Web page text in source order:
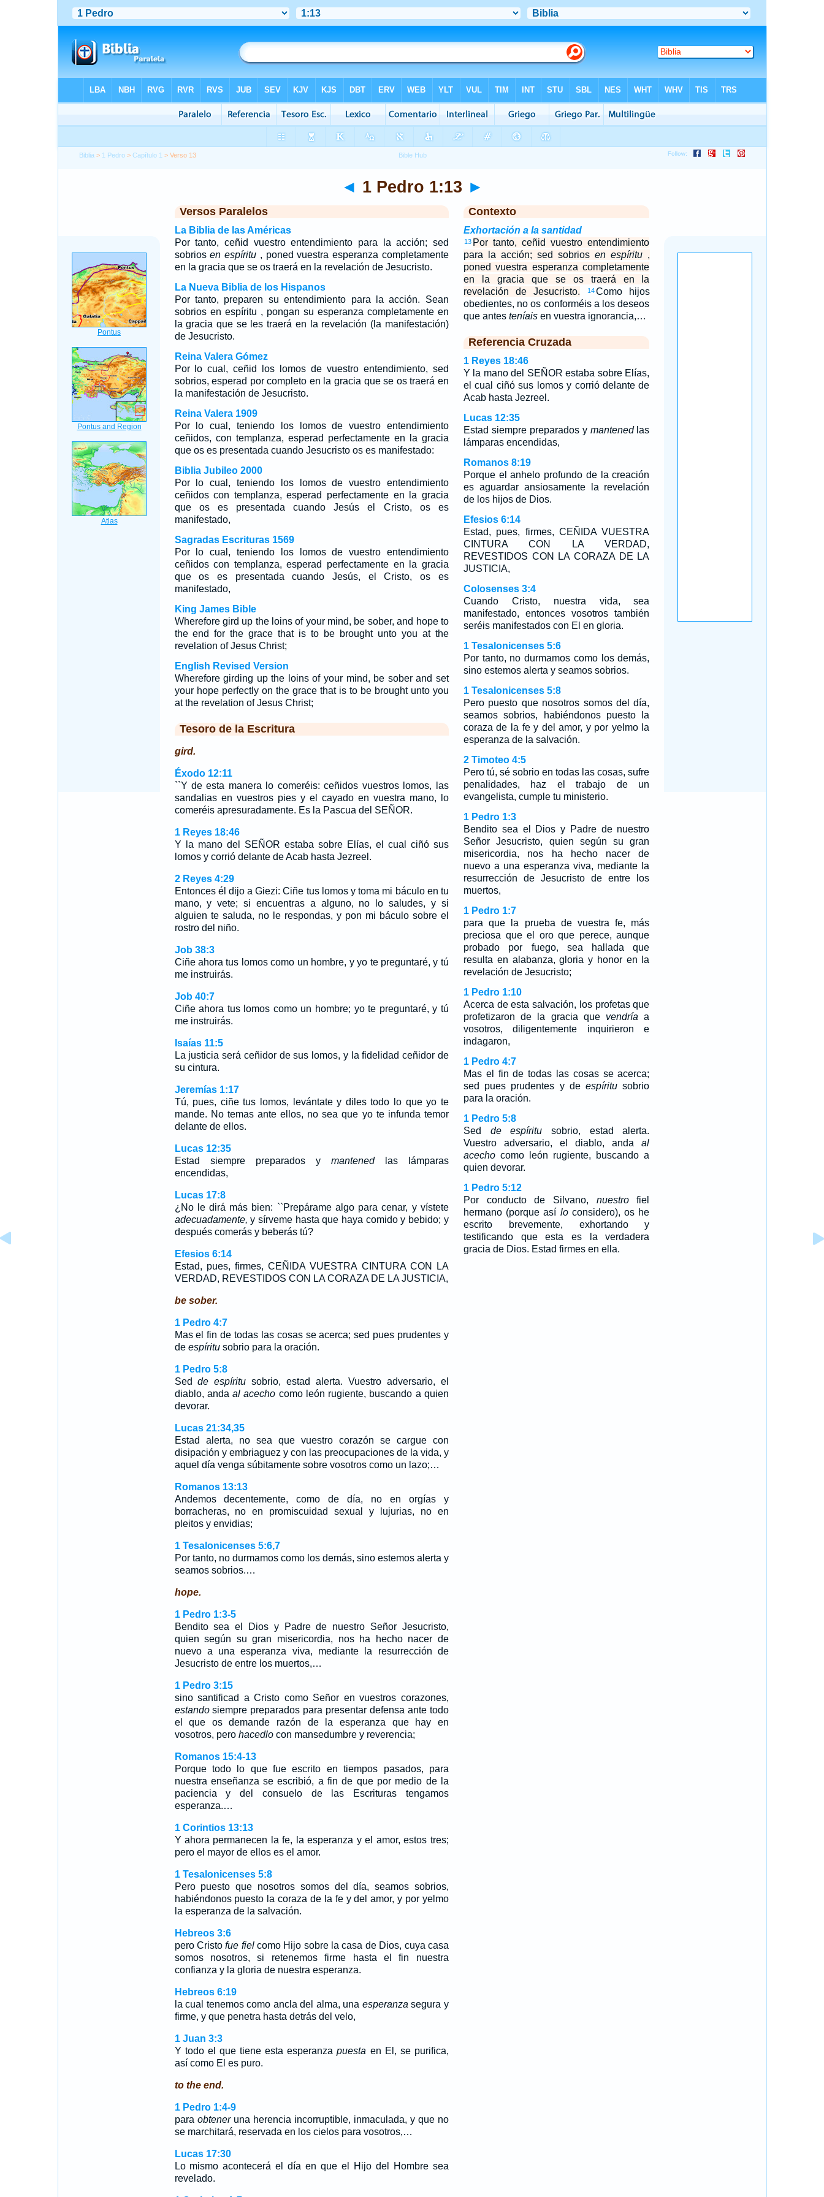
Biblia > 1 Pedro >Capítulo 1 > Verso 13
◄ 1 Pedro 1:13 ►
Versos Paralelos
La Biblia de las Américas
Por tanto, ceñid vuestro entendimiento para la acción; sed
sobriosen espíritu , poned vuestra esperanza completamente
en la gracia que se os traerá en la revelación de Jesucristo.
La Nueva Biblia de los Hispanos
Por tanto, preparen su entendimiento para la acción. Sean
sobrios en espíritu , pongan su esperanza completamente en
la gracia que se les traerá en la revelación (la manifestación)
de Jesucristo.
Reina Valera Gómez
Por lo cual, ceñid los lomos de vuestro entendimiento, sed
sobrios, esperad por completo en la gracia que se os traerá en
la manifestación de Jesucristo.
Reina Valera 1909
Por lo cual, teniendo los lomos de vuestro entendimiento
ceñidos, con templanza, esperad perfectamente en la gracia
que os es presentada cuando Jesucristo os es manifestado:
Biblia Jubileo 2000
Por lo cual, teniendo los lomos de vuestro entendimiento
ceñidos con templanza, esperad perfectamente en la gracia
que os es presentada cuando Jesús el Cristo, os es
manifestado,
Sagradas Escrituras 1569
Por lo cual, teniendo los lomos de vuestro entendimiento
ceñidos con templanza, esperad perfectamente en la gracia
que os es presentada cuando Jesús, el Cristo, os es
manifestado,
King James Bible
Wherefore gird up the loins of your mind, be sober, and hope to
the end for the grace that is to be brought unto you at the
revelation of Jesus Christ;
English Revised Version
Wherefore girding up the loins of your mind, be sober and set
your hope perfectly on the grace that is to be brought unto you
at the revelation of Jesus Christ;
Tesoro de la Escritura
gird.
Éxodo 12:11
``Y de esta manera lo comeréis: ceñidos vuestros lomos, las
sandalias en vuestros pies y el cayado en vuestra mano, lo
comeréis apresuradamente. Es la Pascua del SEÑOR.
1 Reyes 18:46
Y la mano del SEÑOR estaba sobre Elías, el cual ciñó sus
lomos y corrió delante de Acab hasta Jezreel.
2 Reyes 4:29
Entonces él dijo a Giezi: Ciñe tus lomos y toma mi báculo en tu
mano, y vete; si encuentras a alguno, no lo saludes, y si
alguien te saluda, no le respondas, y pon mi báculo sobre el
rostro del niño.
Job 38:3
Ciñe ahora tus lomos como un hombre, y yo te preguntaré, y tú
me instruirás.
Job 40:7
Ciñe ahora tus lomos como un hombre; yo te preguntaré, y tú
me instruirás.
Isaías 11:5
La justicia será ceñidor de sus lomos, y la fidelidad ceñidor de
su cintura.
Jeremías 1:17
Tú, pues, ciñe tus lomos, levántate y diles todo lo que yo te
mande. No temas ante ellos, no sea que yo te infunda temor
delante de ellos.
Lucas 12:35
Estad siempre preparados y mantenedlas lámparas
encendidas,
Lucas 17:8
¿No le dirá más bien: ``Prepárame algo para cenar, y vístete
adecuadamente, y sírveme hasta que haya comido y bebido; y
después comerás y beberás tú?
Efesios 6:14
Estad, pues, firmes, CEÑIDA VUESTRA CINTURA CON LA
VERDAD, REVESTIDOS CON LA CORAZA DE LA JUSTICIA,
be sober.
1 Pedro 4:7
Mas el fin de todas las cosas se acerca; sed pues prudentes y
de espíritusobrio para la oración.
1 Pedro 5:8
Sedde espíritu sobrio, estad alerta. Vuestro adversario, el
diablo, andaal acecho como león rugiente, buscando a quien
devorar.
Lucas 21:34,35
Estad alerta, no sea que vuestro corazón se cargue con
disipación y embriaguez y con las preocupaciones de la vida, y
aquel día venga súbitamente sobre vosotros como un lazo;…
Romanos 13:13
Andemos decentemente, como de día, no en orgías y
borracheras, no en promiscuidad sexual y lujurias, no en
pleitos y envidias;
1 Tesalonicenses 5:6,7
Por tanto, no durmamos como los demás, sino estemos alerta y
seamos sobrios.…
hope.
1 Pedro 1:3-5
Bendito sea el Dios y Padre de nuestro Señor Jesucristo,
quien según su gran misericordia, nos ha hecho nacer de
nuevo a una esperanza viva, mediante la resurrección de
Jesucristo de entre los muertos,…
1 Pedro 3:15
sino santificad a Cristo como Señor en vuestros corazones,
estandosiempre preparados para presentar defensa ante todo
el que os demande razón de la esperanza que hay en
vosotros, pero hacedlocon mansedumbre y reverencia;
Romanos 15:4-13
Porque todo lo que fue escrito en tiempos pasados, para
nuestra enseñanza se escribió, a fin de que por medio de la
paciencia y del consuelo de las Escrituras tengamos
esperanza.…
1 Corintios 13:13
Y ahora permanecen la fe, la esperanza y el amor, estos tres;
pero el mayor de ellos es el amor.
1 Tesalonicenses 5:8
Pero puesto que nosotros somos del día, seamos sobrios,
habiéndonos puesto la coraza de la fe y del amor, y por yelmo
la esperanza de la salvación.
Hebreos 3:6
pero Cristofue fielcomo Hijo sobre la casa de Dios, cuya casa
somos nosotros, si retenemos firme hasta el fin nuestra
confianza y la gloria de nuestra esperanza.
Hebreos 6:19
la cual tenemos como ancla del alma, una esperanza segura y
firme, y que penetra hasta detrás del velo,
1 Juan 3:3
Y todo el que tiene esta esperanzapuesta en El, se purifica,
así como El es puro.
to the end.
1 Pedro 1:4-9
para obteneruna herencia incorruptible, inmaculada, y que no
se marchitará, reservada en los cielos para vosotros,…
Lucas 17:30
Lo mismo acontecerá el día en que el Hijo del Hombre sea
revelado.
Contexto
Exhortación a la santidad
13 Por tanto, ceñid vuestro entendimiento
para la acción; sed sobrios en espíritu,
poned vuestra esperanza completamente
en la gracia que se os traerá en la
revelación de Jesucristo.
14Como hijos
obedientes, no os conforméis a los deseos
que antes teníaisen vuestra ignorancia,…
Referencia Cruzada
1 Reyes 18:46
Y la mano del SEÑOR estaba sobre Elías,
el cual ciñó sus lomos y corrió delante de
Acab hasta Jezreel.
Lucas 12:35
Estad siempre preparados y mantenedlas
lámparas encendidas,
Romanos 8:19
Porque el anhelo profundo de la creación
es aguardar ansiosamente la revelación
de los hijos de Dios.
Efesios 6:14
Estad, pues, firmes, CEÑIDA VUESTRA
CINTURA CON LA VERDAD,
REVESTIDOS CON LA CORAZA DE LA
JUSTICIA,
Colosenses 3:4
Cuando Cristo, nuestra vida, sea
manifestado, entonces vosotros también
seréis manifestados con El en gloria.
1 Tesalonicenses 5:6
Por tanto, no durmamos como los demás,
sino estemos alerta y seamos sobrios.
1 Tesalonicenses 5:8
Pero puesto que nosotros somos del día,
seamos sobrios, habiéndonos puesto la
coraza de la fe y del amor, y por yelmo la
esperanza de la salvación.
2 Timoteo 4:5
Pero tú, sé sobrio en todas las cosas, sufre
penalidades, haz el trabajo de un
evangelista, cumple tu ministerio.
1 Pedro 1:3
Bendito sea el Dios y Padre de nuestro
Señor Jesucristo, quien según su gran
misericordia, nos ha hecho nacer de
nuevo a una esperanza viva, mediante la
resurrección de Jesucristo de entre los
muertos,
1 Pedro 1:7
para que la prueba de vuestra fe, más
preciosa que el oro que perece, aunque
probado por fuego, sea hallada que
resulta en alabanza, gloria y honor en la
revelación de Jesucristo;
1 Pedro 1:10
Acerca de esta salvación, los profetas que
profetizaron de la gracia que vendría a
vosotros, diligentemente inquirieron e
indagaron,
1 Pedro 4:7
Mas el fin de todas las cosas se acerca;
sed pues prudentes y deespíritu sobrio
para la oración.
1 Pedro 5:8
Sed de espíritu sobrio, estad alerta.
Vuestro adversario, el diablo, andaal
acechocomo león rugiente, buscando a
quien devorar.
1 Pedro 5:12
Por conducto de Silvano, nuestrofiel
hermano (porque así loconsidero), os he
escrito brevemente, exhortando y
testificando que esta es la verdadera
gracia de Dios. Estad firmes en ella.